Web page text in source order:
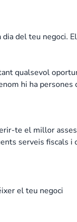
del teu negoci.
qualsevol
hi ha persones
te el millor
serveis fiscals i
el teu negoci